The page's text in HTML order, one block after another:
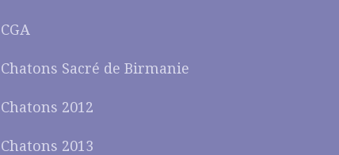
CGA
Chatons Sacré de Birmanie
Chatons 2012
Chatons 2013